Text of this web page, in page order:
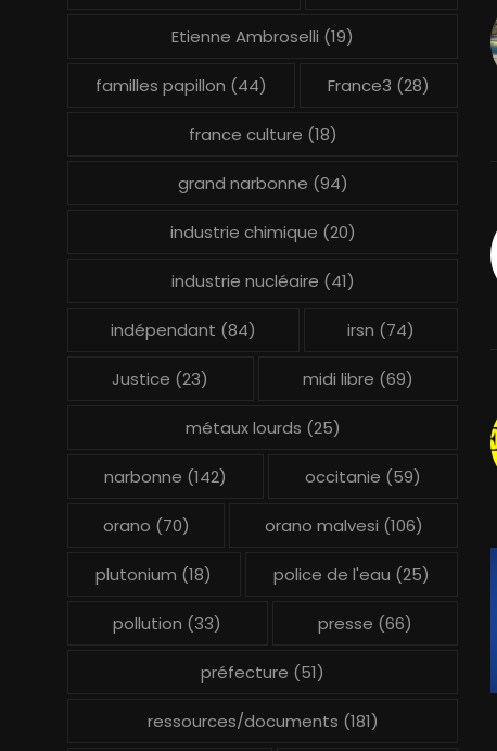
Etienne Ambroselli (19)
familles papillon (44) France3 (28)
france culture (18)
grand narbonne (94)
industrie chimique (20)
industrie nucléaire (41)
indépendant (84) irsn (74)
Justice (23) midi libre (69)
métaux lourds (25)
narbonne (142) occitanie (59)
orano (70) orano malvesi (106)
plutonium (18) police de l'eau (25)
pollution (33) presse (66)
préfecture (51)
ressources/documents (181)